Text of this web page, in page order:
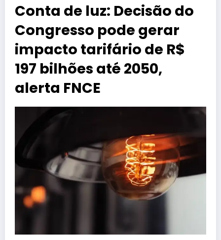
Conta de luz: Decisão do
Congresso pode gerar
impacto tarifário de R$
197 bilhões até 2050,
alerta FNCE